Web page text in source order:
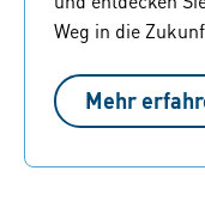
Weg in die
Mehr